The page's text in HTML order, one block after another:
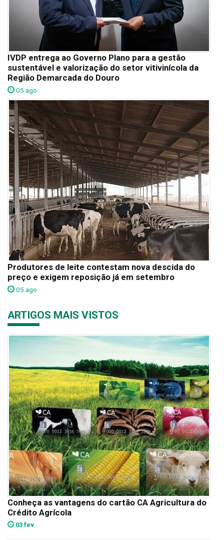
IVDP entrega ao Governo Plano para a gestão
sustentável e valorização do setor vitivinícola da
Região Demarcada do Douro
05 ago
Produtores de leite contestam nova descida do
preço e exigem reposição já em setembro
05 ago
ARTIGOS MAIS VISTOS
Conheça as vantagens do cartão CA Agricultura do
Crédito Agrícola
03 fev